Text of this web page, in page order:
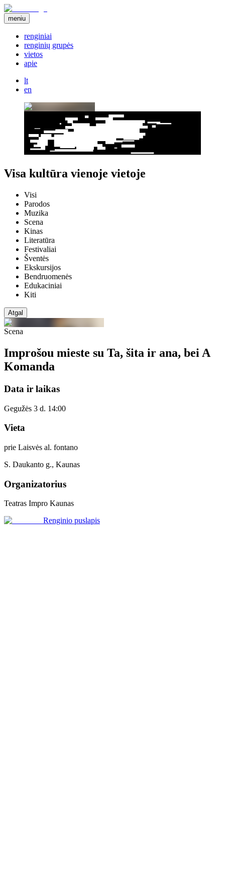
meniu
renginiai
renginių grupės
vietos
apie
lt
en
Visa kultūra vienoje vietoje
Visi
Parodos
Muzika
Scena
Kinas
Literatūra
Festivaliai
Šventės
Ekskursijos
Bendruomenės
Edukaciniai
Kiti
Atgal
Scena
Improšou mieste su Ta, šita ir ana, bei A
Komanda
Data ir laikas
Gegužės 3 d. 14:00
Vieta
prie Laisvės al. fontano
S. Daukanto g., Kaunas
Organizatorius
Teatras Impro Kaunas
Renginio puslapis